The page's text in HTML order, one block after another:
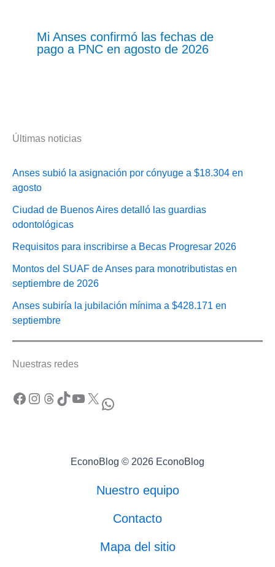
Mi Anses confirmó las fechas de
pago a PNC en agosto de 2026
Últimas noticias
Anses subió la asignación por cónyuge a $18.304 en
agosto
Ciudad de Buenos Aires detalló las guardias
odontológicas
Requisitos para inscribirse a Becas Progresar 2026
Montos del SUAF de Anses para monotributistas en
septiembre de 2026
Anses subiría la jubilación mínima a $428.171 en
septiembre
Nuestras redes
Facebook Instagram Threads TikTok YouTube X WhatsApp
EconoBlog © 2026 EconoBlog
Nuestro equipo
Contacto
Mapa del sitio